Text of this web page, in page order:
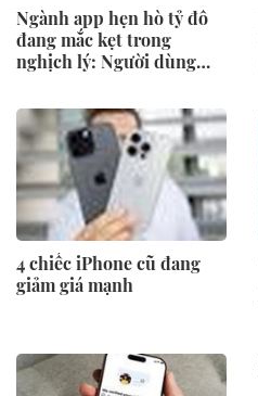
Ngành app hẹn hò tỷ đô
đang mắc kẹt trong
nghịch lý: Người dùng
là công ty mất một khách
hàng
4 chiếc iPhone cũ đang
giảm giá mạnh